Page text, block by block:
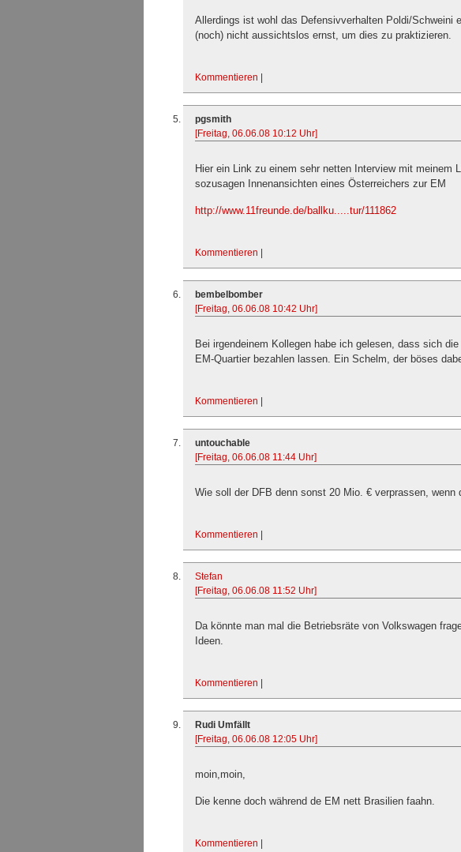
Allerdings ist wohl das Defensivverhalten Poldi/Schweini
(noch) nicht aussichtslos ernst, um dies zu praktizieren.
Kommentieren
pgsmith
[Freitag, 06.06.08 10:12 Uhr]
Hier ein Link zu einem sehr netten Interview mit meinem
sozusagen Innenansichten eines Österreichers zur EM
http://www.11freunde.de/ballku.....tur/111862
Kommentieren
bembelbomber
[Freitag, 06.06.08 10:42 Uhr]
Bei irgendeinem Kollegen habe ich gelesen, dass sich
EM-Quartier bezahlen lassen. Ein Schelm, der böses
Kommentieren
untouchable
[Freitag, 06.06.08 11:44 Uhr]
Wie soll der DFB denn sonst 20 Mio. € verprassen, wenn
Kommentieren
Stefan
[Freitag, 06.06.08 11:52 Uhr]
Da könnte man mal die Betriebsräte von Volkswagen
Ideen.
Kommentieren
Rudi Umfällt
[Freitag, 06.06.08 12:05 Uhr]
moin,moin,
Die kenne doch während de EM nett Brasilien faahn.
Kommentieren